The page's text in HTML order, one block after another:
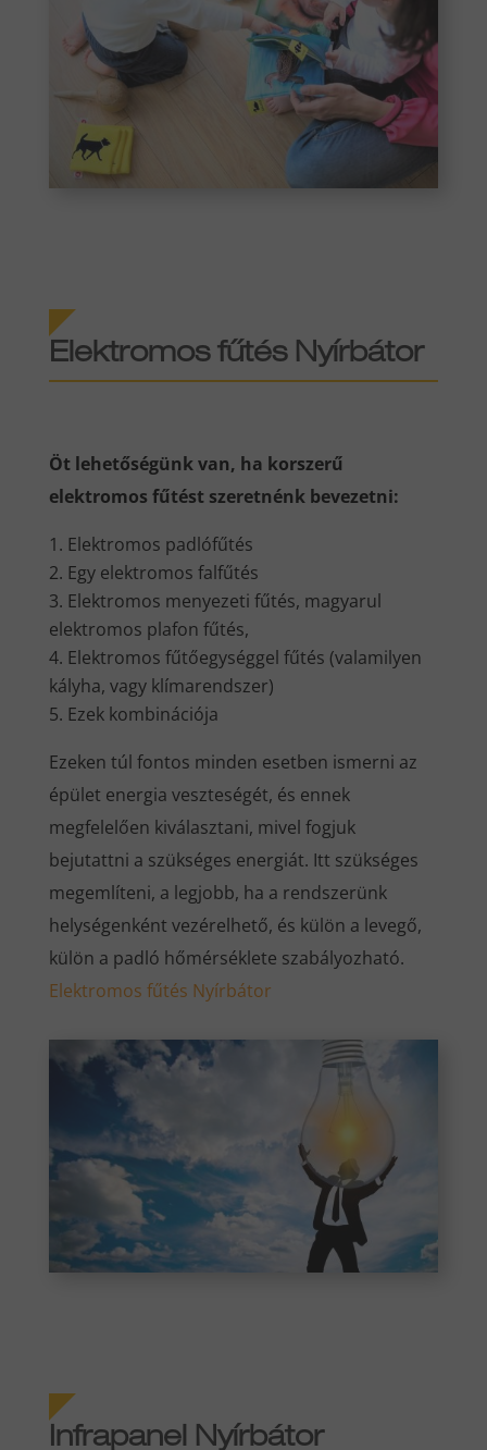
Elektromos fűtés Nyírbátor
Öt lehetőségünk van, ha korszerű
elektromos fűtést szeretnénk bevezetni:
Elektromos padlófűtés
Egy elektromos falfűtés
Elektromos menyezeti fűtés, magyarul
elektromos plafon fűtés,
Elektromos fűtőegységgel fűtés (valamilyen
kályha, vagy klímarendszer)
Ezek kombinációja
Ezeken túl fontos minden esetben ismerni az
épület energia veszteségét, és ennek
megfelelően kiválasztani, mivel fogjuk
bejutattni a szükséges energiát. Itt szükséges
megemlíteni, a legjobb, ha a rendszerünk
helységenként vezérelhető, és külön a levegő,
külön a padló hőmérséklete szabályozható.
Elektromos fűtés Nyírbátor
Infrapanel Nyírbátor